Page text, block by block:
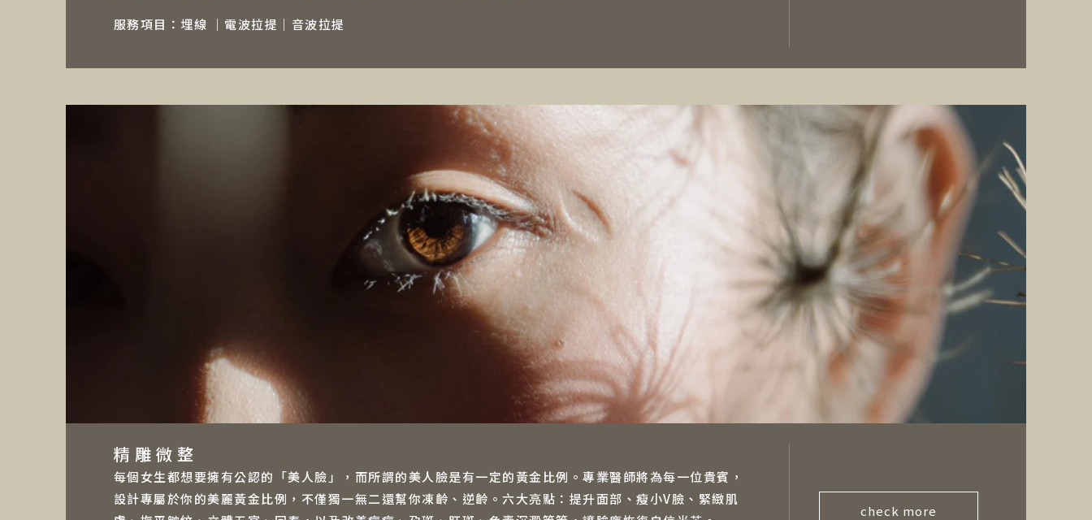
服務項目： 埋線 ｜電波拉提｜音波拉提
精雕微整
每個女生都想要擁有公認的「美人臉」，而所謂的美人臉是有一定的黃金比例。專業醫師將為每一位貴賓，
設計專屬於你的美麗黃金比例，不僅獨一無二還幫你凍齡、逆齡。六大亮點：提升面部、瘦小V臉、緊緻肌
check more